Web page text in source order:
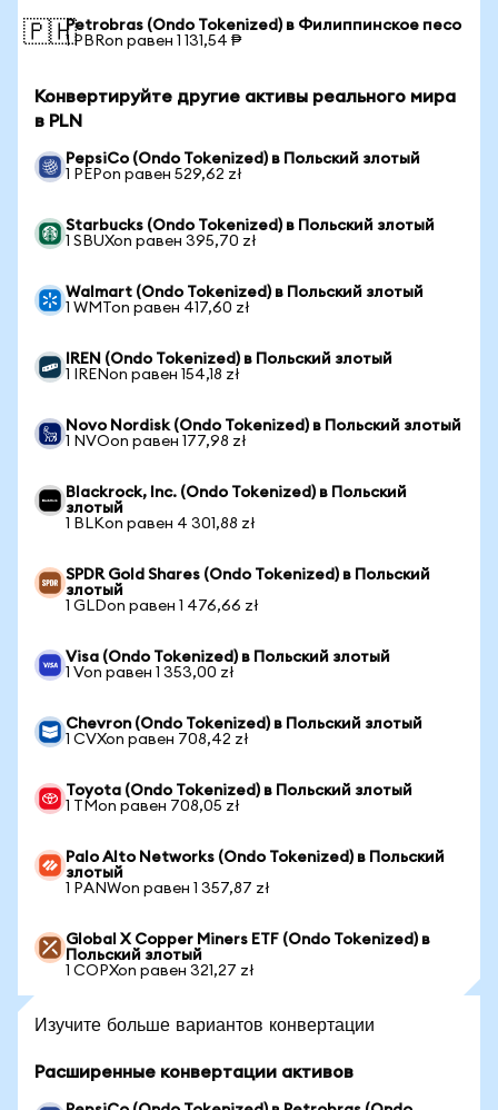
🇵🇭Petrobras (Ondo Tokenized) в Филиппинское песо
1 PBRon равен 1 131,54 ₱
Конвертируйте другие активы реального мира
в PLN
PepsiCo (Ondo Tokenized) в Польский злотый
1 PEPon равен 529,62 zł
Starbucks (Ondo Tokenized) в Польский злотый
1 SBUXon равен 395,70 zł
Walmart (Ondo Tokenized) в Польский злотый
1 WMTon равен 417,60 zł
IREN (Ondo Tokenized) в Польский злотый
1 IRENon равен 154,18 zł
Novo Nordisk (Ondo Tokenized) в Польский злотый
1 NVOon равен 177,98 zł
Blackrock, Inc. (Ondo Tokenized) в Польский
злотый
1 BLKon равен 4 301,88 zł
SPDR Gold Shares (Ondo Tokenized) в Польский
злотый
1 GLDon равен 1 476,66 zł
Visa (Ondo Tokenized) в Польский злотый
1 Von равен 1 353,00 zł
Chevron (Ondo Tokenized) в Польский злотый
1 CVXon равен 708,42 zł
Toyota (Ondo Tokenized) в Польский злотый
1 TMon равен 708,05 zł
Palo Alto Networks (Ondo Tokenized) в Польский
злотый
1 PANWon равен 1 357,87 zł
Global X Copper Miners ETF (Ondo Tokenized) в
Польский злотый
1 COPXon равен 321,27 zł
Изучите больше вариантов конвертации
Расширенные конвертации активов